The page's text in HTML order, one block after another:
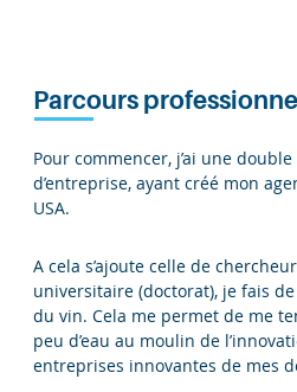
Parcours
Pour commencer, j’ai une
d’entreprise, ayant créé mon
USA.
A cela s’ajoute celle de
universitaire (doctorat), je fais
du vin. Cela me permet de me
peu d’eau au moulin de
entreprises innovantes de mes